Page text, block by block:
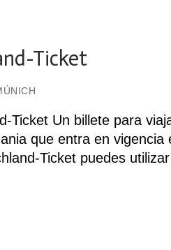
Ticket
Ticket Un billete para
que entra en vigencia
Ticket puedes